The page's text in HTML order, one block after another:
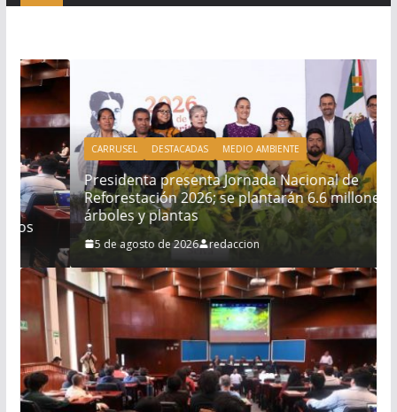
CARRUSEL DESTACADAS MEDIO AMBIENTE
Presidenta presenta Jornada Nacional de
Reforestación 2026; se plantarán 6.6 millones de
árboles y plantas
5 de agosto de 2026 redaccion